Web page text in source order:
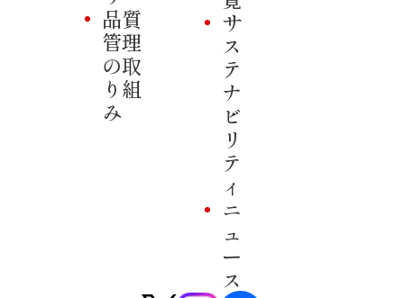
品質
管理
の取
り組
み
サ
ス
テ
ナ
ビ
リ
テ
ィ
ニ
ュ
ー
ス